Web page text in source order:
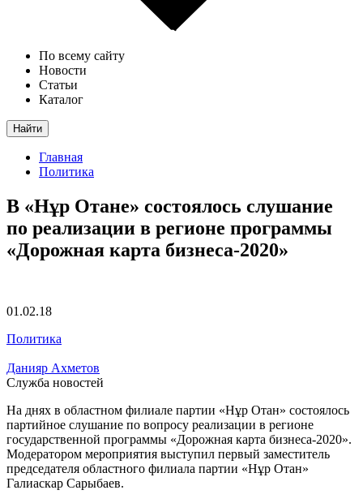
По всему сайту
Новости
Статьи
Каталог
Найти
Главная
Политика
В «Нұр Отане» состоялось слушание
по реализации в регионе программы
«Дорожная карта бизнеса-2020»
01.02.18
Политика
Данияр Ахметов
Служба новостей
На днях в областном филиале партии «Нұр Отан» состоялось
партийное слушание по вопросу реализации в регионе
государственной программы «Дорожная карта бизнеса-2020».
Модератором мероприятия выступил первый заместитель
председателя областного филиала партии «Нұр Отан»
Галиаскар Сарыбаев.